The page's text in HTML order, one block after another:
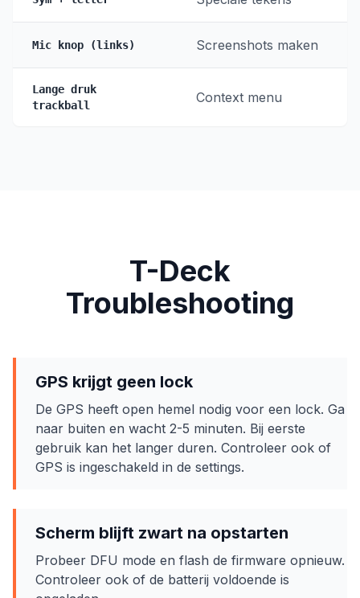
Mic knop (links) Screenshots maken
Lange druk
trackball
Context menu
T-Deck
Troubleshooting
GPS krijgt geen lock
De GPS heeft open hemel nodig voor een lock. Ga
naar buiten en wacht 2-5 minuten. Bij eerste
gebruik kan het langer duren. Controleer ook of
GPS is ingeschakeld in de settings.
Scherm blijft zwart na opstarten
Probeer DFU mode en flash de firmware opnieuw.
Controleer ook of de batterij voldoende is